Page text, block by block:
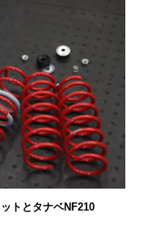
トとタナベNF210